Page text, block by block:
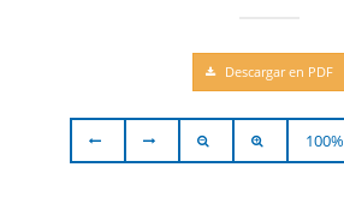
Descargar en PDF
100%